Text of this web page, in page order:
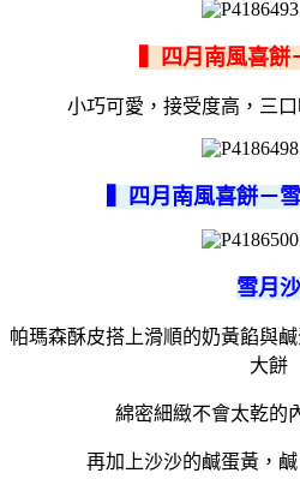
▍四月南風喜餅
小巧可愛，接受度高，三口
▍四月南風喜餅－
雪月沙
帕瑪森酥皮搭上滑順的奶黃餡與
大餅
綿密細緻不會太乾的
再加上沙沙的鹹蛋黃，